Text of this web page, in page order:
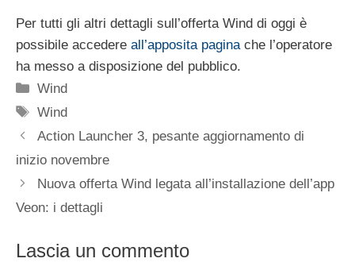
Per tutti gli altri dettagli sull’offerta Wind di oggi è
possibile accedere all’apposita pagina che l’operatore
ha messo a disposizione del pubblico.
Categorie
Wind
Tag
Wind
Action Launcher 3, pesante aggiornamento di
inizio novembre
Nuova offerta Wind legata all’installazione dell’app
Veon: i dettagli
Lascia un commento